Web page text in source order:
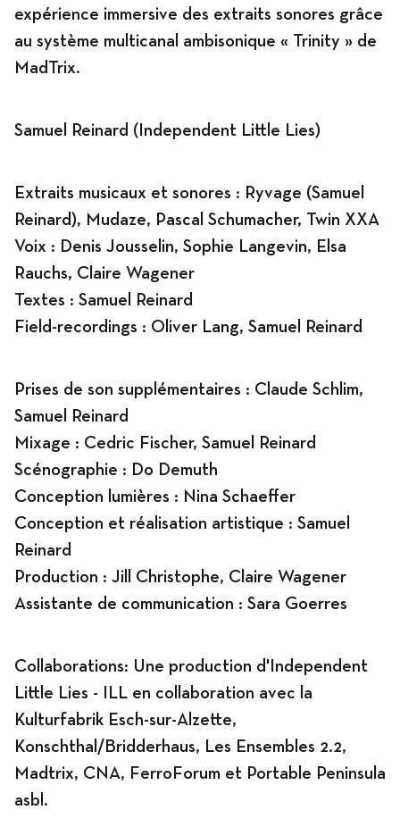
News
Agenda
Expositions
expérience immersive des extraits sonores grâce
au système multicanal ambisonique « Trinity » de
MadTrix.
Samuel Reinard (Independent Little Lies)
Extraits musicaux et sonores : Ryvage (Samuel
Reinard), Mudaze, Pascal Schumacher, Twin XXA
Voix : Denis Jousselin, Sophie Langevin, Elsa
Rauchs, Claire Wagener
Textes : Samuel Reinard
Field-recordings : Oliver Lang, Samuel Reinard
Prises de son supplémentaires : Claude Schlim,
Samuel Reinard
Mixage : Cedric Fischer, Samuel Reinard
Scénographie : Do Demuth
Conception lumières : Nina Schaeffer
Conception et réalisation artistique : Samuel
Reinard
Production : Jill Christophe, Claire Wagener
Assistante de communication : Sara Goerres
Collaborations: Une production d'Independent
Little Lies - ILL en collaboration avec la
Kulturfabrik Esch-sur-Alzette,
Konschthal/Bridderhaus, Les Ensembles 2.2,
Madtrix, CNA, FerroForum et Portable Peninsula
asbl.